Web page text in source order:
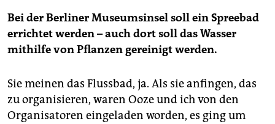
Bei der Berliner Museumsinsel soll ein Spreebad
errichtet werden – auch dort soll das Wasser
mithilfe von Pflanzen gereinigt werden.
Sie meinen das Flussbad, ja. Als sie anfingen, das
zu organisieren, waren Ooze und ich von den
Organisatoren eingeladen worden, es ging um